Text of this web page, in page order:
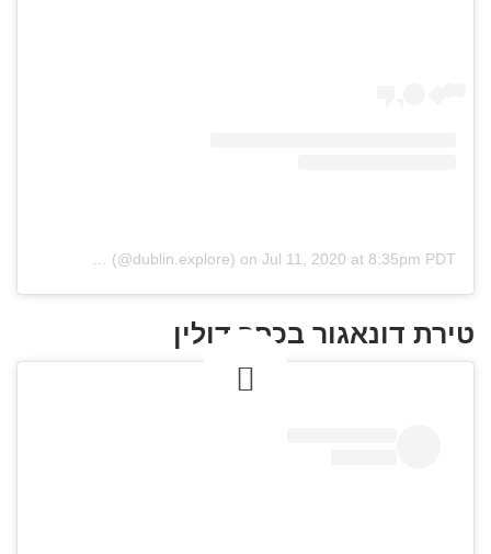
(@dublin.explore) on Jul 11, 2020 at 8:35pm PDT
טירת דונאגור בכפר דולין